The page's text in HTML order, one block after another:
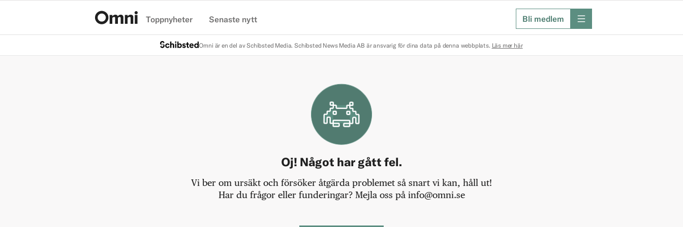
Toppnyheter Senaste nytt Bli medlem meny
Omni är en del av Schibsted Media. Schibsted News Media AB är ansvarig för dina data på denna webbplats. Läs mer här
Oj! Något har gått fel.
Vi ber om ursäkt och försöker åtgärda problemet så snart vi kan, håll ut!
Har du frågor eller funderingar? Mejla oss på info@omni.se